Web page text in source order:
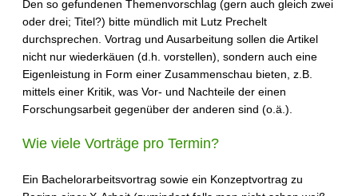
Den so gefundenen Themenvorschlag (gern auch gleich zwei
oder drei; Titel?) bitte mündlich mit Lutz Prechelt
durchsprechen. Vortrag und Ausarbeitung sollen die Artikel
nicht nur wiederkäuen (d.h. vorstellen), sondern auch eine
Eigenleistung in Form einer Zusammenschau bieten, z.B.
mittels einer Kritik, was Vor- und Nachteile der einen
Forschungsarbeit gegenüber der anderen sind (o.ä.).
Wie viele Vorträge pro Termin?
Ein Bachelorarbeitsvortrag sowie ein Konzeptvortrag zu